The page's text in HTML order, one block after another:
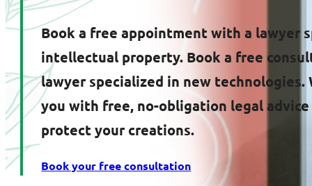
Book a free appointment with a lawyer
intellectual property. Book a free
lawyer specialized in new technologies.
you with free, no-obligation legal
protect your creations.
Book your free consultation